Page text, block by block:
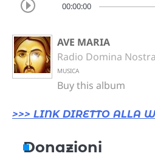
00:00:00
AVE MARIA
Radio Domina Nostra
MUSICA
Buy this album
>>> LINK DIRETTO ALLA
Donazioni